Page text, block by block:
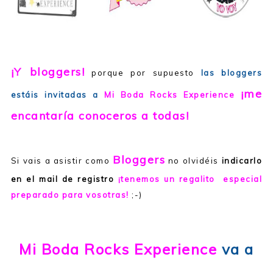
¡Y bloggers! porque por supuesto las bloggers
estáis invitadas a Mi Boda Rocks Experience
¡me
encantaría conoceros a todas!
Si vais a asistir como Bloggers no olvidéis indicarlo
en el mail de registro ¡tenemos un regalito especial
preparado para vosotras! ;-)
Mi Boda Rocks Experience va a